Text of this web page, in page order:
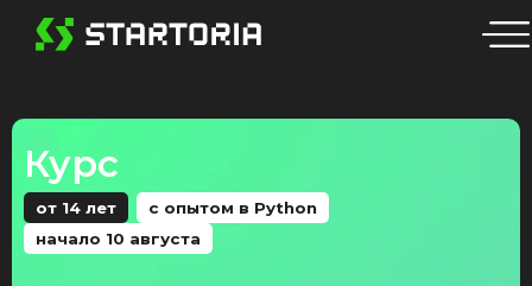
Курс
от 14 лет
с опытом в Python
начало 10 августа